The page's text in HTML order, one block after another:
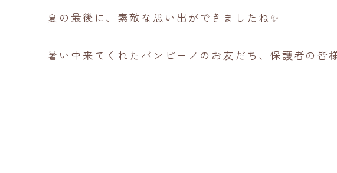
夏の最後に、素敵な思い出ができましたね✨
暑い中来てくれたバンビーノのお友だち、保護者の皆